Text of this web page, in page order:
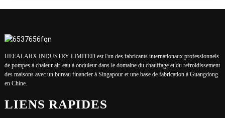
HEEALARX INDUSTRY LIMITED est l'un des fabricants internationaux professionnels
de pompes à chaleur air-eau à onduleur dans le domaine du chauffage et du refroidissement
des maisons avec un bureau financier à Singapour et une base de fabrication à Guangdong
en Chine.
LIENS RAPIDES